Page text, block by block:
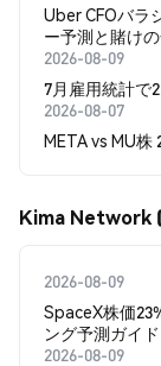
Uber CFOバラ
ー予測と賭け
2026-08-09
7月雇用統計で
2026-08-07
META vs MU株
Kima Network
2026-08-09
SpaceX株価
ング予測ガイド
2026-08-09